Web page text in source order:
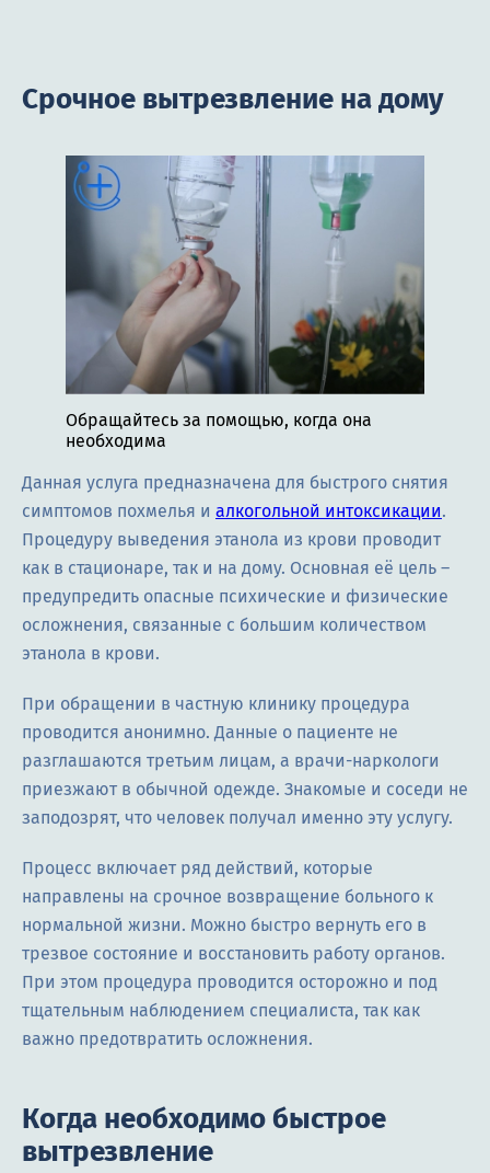
Срочное вытрезвление на дому
Обращайтесь за помощью, когда она
необходима
Данная услуга предназначена для быстрого снятия
симптомов похмелья и алкогольной интоксикации.
Процедуру выведения этанола из крови проводит
как в стационаре, так и на дому. Основная её цель –
предупредить опасные психические и физические
осложнения, связанные с большим количеством
этанола в крови.
При обращении в частную клинику процедура
проводится анонимно. Данные о пациенте не
разглашаются третьим лицам, а врачи-наркологи
приезжают в обычной одежде. Знакомые и соседи не
заподозрят, что человек получал именно эту услугу.
Процесс включает ряд действий, которые
направлены на срочное возвращение больного к
нормальной жизни. Можно быстро вернуть его в
трезвое состояние и восстановить работу органов.
При этом процедура проводится осторожно и под
тщательным наблюдением специалиста, так как
важно предотвратить осложнения.
Когда необходимо быстрое
вытрезвление